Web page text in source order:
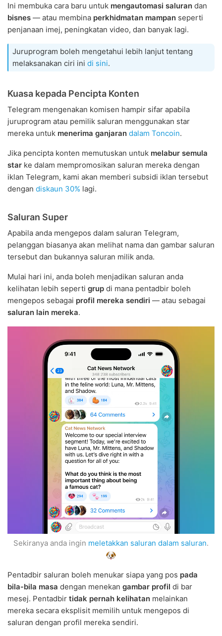
Ini membuka cara baru untuk mengautomasi saluran dan
bisnes — atau membina perkhidmatan mampan seperti
penjanaan imej, peningkatan video, dan banyak lagi.
Juruprogram boleh mengetahui lebih lanjut tentang
melaksanakan ciri ini di sini.
Kuasa kepada Pencipta Konten
Telegram mengenakan komisen hampir sifar apabila
juruprogram atau pemilik saluran menggunakan star
mereka untuk menerima ganjaran dalam Toncoin.
Jika pencipta konten memutuskan untuk melabur semula
star ke dalam mempromosikan saluran mereka dengan
iklan Telegram, kami akan memberi subsidi iklan tersebut
dengan diskaun 30% lagi.
Saluran Super
Apabila anda mengepos dalam saluran Telegram,
pelanggan biasanya akan melihat nama dan gambar saluran
tersebut dan bukannya saluran milik anda.
Mulai hari ini, anda boleh menjadikan saluran anda
kelihatan lebih seperti grup di mana pentadbir boleh
mengepos sebagai profil mereka sendiri — atau sebagai
saluran lain mereka.
Sekiranya anda ingin meletakkan saluran dalam saluran.
Pentadbir saluran boleh menukar siapa yang pos pada
bila-bila masa dengan menekan gambar profil di bar
mesej. Pentadbir tidak pernah kelihatan melainkan
mereka secara eksplisit memilih untuk mengepos di
saluran dengan profil mereka sendiri.